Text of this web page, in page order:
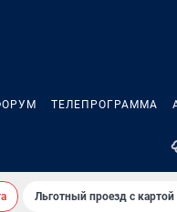
ТЕЛЕПРОГРАММА
Льготный проезд с